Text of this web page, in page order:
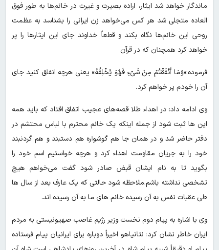
ماندگار خواهد شد ایثار، اراده بصیرت و غیرت در خانم‌ها به طور فوق
العاده متجلی شد هر کس می‌خواهد زن ایرانی را بشناسد به عظمت
روحی این خانم‌ها نگاه بکند و قطعاً خداوند جای این ایثارها را پر
خواهد کرد همچنان که در قرآن
فرموده:«وَمَا أَنْفَقْتُمْ مِنْ شَیْءٍ فَهُوَ یُخْلِفُهُ» یعنی هرچه انفاق کنید جای
آن را خودم پر خواهم کرد.
وی ادامه داد: در اهداء طلا قصه‌های عجیب اتفاق افتاد که باید همه
این ها ثبت شود از جمله اینکه یک خانم محترم با لباس محتشم در
دفتر حاضر شد و در همان جا هم گوشواره هم دستبند و هم گردنبند
خود را به جریان مقاومت اهداء کرد و هرچه خواستیم اسم خود را
بگوید تا به نام ایشان قبض صادر شود گفت می‌خواهم هیچ
تشخصی نداشته باشم.ملاحظه شود حالتی که یک عارف بعد از سال ها
طی عقبات نفس به آن رسیده خانم های ما به آن رسیده اند.
وی با اشاره به پیام دوم نخست وزیر رژیم غاصب صهیونیستی به مردم
ایران خاطر نشان کرد: نتانیاهو اخیراً دوباره برای ایرانیان پیام فرستاده